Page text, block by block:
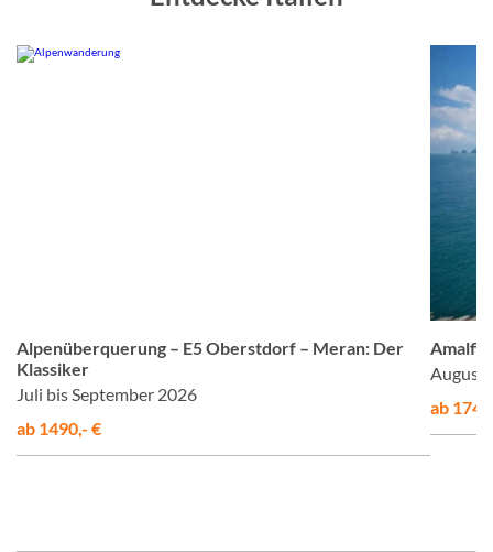
Alpenüberquerung – E5 Oberstdorf – Meran: Der
Klassiker
Juli bis September 2026
ab 1490,- €
Amalfis
August
ab